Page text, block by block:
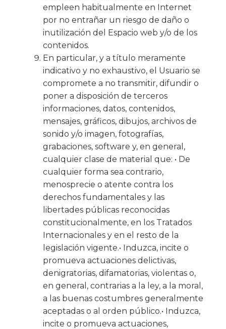
empleen habitualmente en Internet
por no entrañar un riesgo de daño o
inutilización del Espacio web y/o de los
contenidos.
En particular, y a título meramente
indicativo y no exhaustivo, el Usuario se
compromete a no transmitir, difundir o
poner a disposición de terceros
informaciones, datos, contenidos,
mensajes, gráficos, dibujos, archivos de
sonido y/o imagen, fotografías,
grabaciones, software y, en general,
cualquier clase de material que: • De
cualquier forma sea contrario,
menosprecie o atente contra los
derechos fundamentales y las
libertades públicas reconocidas
constitucionalmente, en los Tratados
Internacionales y en el resto de la
legislación vigente.• Induzca, incite o
promueva actuaciones delictivas,
denigratorias, difamatorias, violentas o,
en general, contrarias a la ley, a la moral,
a las buenas costumbres generalmente
aceptadas o al orden público.• Induzca,
incite o promueva actuaciones,